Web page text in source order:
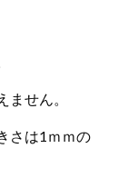
せん。
さは1ｍｍの